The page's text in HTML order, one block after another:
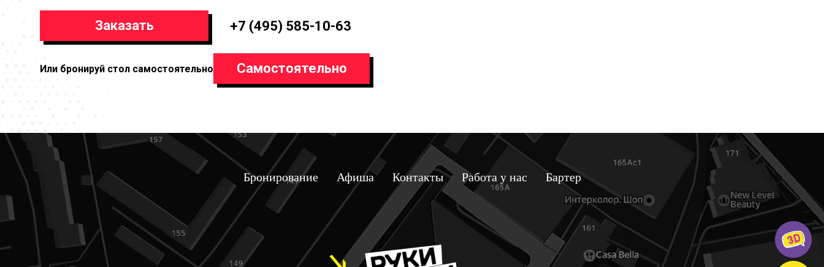
Заказать +7 (495) 585-10-63
Или бронируй стол самостоятельно Самостоятельно
Бронирование Афиша Контакты Работа у нас Бартер